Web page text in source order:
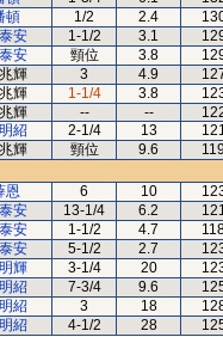
頓 1/2 2.4
安 1-1/2 3.1
安 頸位 3.8
輝 3 4.9
輝 1-1/4 3.8
輝 -- --
紹 2-1/4 13
輝 頸位 9.6 119
恩 6 10
安 13-1/4 6.2
安 1-1/2 4.7
安 5-1/2 2.7
輝 3-1/4 20
紹 7-3/4 9.6
紹 3 18
紹 4-1/2 28